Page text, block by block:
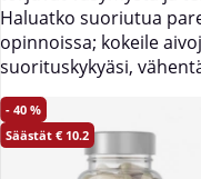
Haluatko suoriutua
opinnoissa; kokeile
suorituskykyäsi,
40
10.2